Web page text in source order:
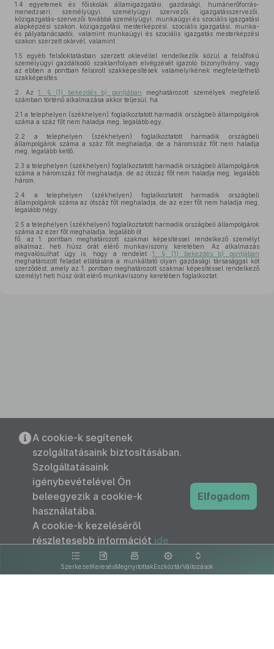
1.4 egyetemek és főiskolák államigazgatási, gazdasági, humánerőforrás-
menedzseri, személyügyi, személyügyi szervezői, igazgatásszervezői,
közigazgatás-szervezői továbbá személyügyi, munkaügyi és szociális igazgatási
alapképzési szakon, közigazgatási mesterképzési, szociális igazgatási, munka-
és pályatanácsadói, valamint munkaügyi és szociális igazgatás mesterképzési
szakon szerzett oklevél, valamint
1.5 egyéb felsőoktatásban szerzett oklevéllel rendelkezők közül a felsőfokú
személyügyi gazdálkodó szaktanfolyam elvégzését igazoló bizonyítvány, vagy
az ebben a pontban felsorolt szakképesítések valamelyikének megfeleltethető
szakképesítés.
2.
Az 1. § (1) bekezdés b) pontjában meghatározott személyek megfelelő
számban történő alkalmazása akkor teljesül, ha
2.1 a telephelyen (székhelyen) foglalkoztatott harmadik országbeli állampolgárok
száma a száz főt nem haladja meg, legalább egy,
2.2 a telephelyen (székhelyen) foglalkoztatott harmadik országbeli
állampolgárok száma a száz főt meghaladja, de a háromszáz főt nem haladja
meg, legalább kettő,
2.3 a telephelyen (székhelyen) foglalkoztatott harmadik országbeli állampolgárok
száma a háromszáz főt meghaladja, de az ötszáz főt nem haladja meg, legalább
három,
2.4 a telephelyen (székhelyen) foglalkoztatott harmadik országbeli
állampolgárok száma az ötszáz főt meghaladja, de az ezer főt nem haladja meg,
legalább négy,
2.5 a telephelyen (székhelyen) foglalkoztatott harmadik országbeli állampolgárok
száma az ezer főt meghaladja, legalább öt
fő, az 1. pontban meghatározott szakmai képesítéssel rendelkező személyt
alkalmaz, heti húsz órát elérő munkaviszony keretében. Az alkalmazás
megvalósulhat úgy is, hogy a rendelet 1. § (1) bekezdés b) pontjában
meghatározott feladat ellátására a munkáltató olyan gazdasági társasággal köt
szerződést, amely az 1. pontban meghatározott szakmai képesítéssel rendelkező
személyt heti húsz órát elérő munkaviszony keretében foglalkoztat.
SzerkezetKeresésMegnyitottakEszköztárVáltozások
A cookie-k segítenek
szolgáltatásaink biztosításában.
Szolgáltatásaink
igénybevételével Ön
beleegyezik a cookie-k
használatába.
A cookie-k kezeléséről
részletesebb információt ide
kattintva olvashat.
Elfogadom